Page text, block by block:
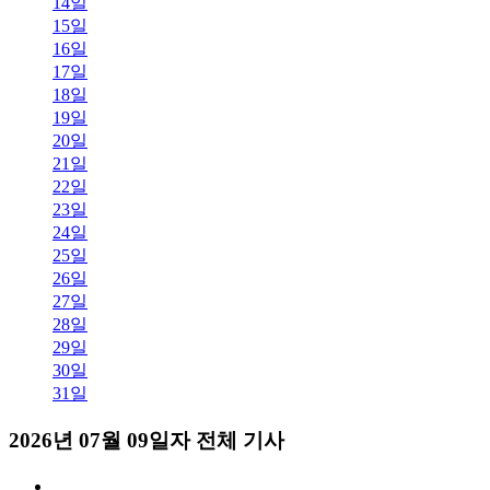
15일
16일
17일
18일
19일
20일
21일
22일
23일
24일
25일
26일
27일
28일
29일
30일
31일
2026년 07월 09일자 전체 기사